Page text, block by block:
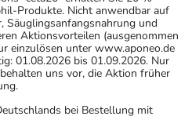
Produkte. Nicht anwendbar auf
Säuglingsanfangsnahrung und
Aktionsvorteilen (ausgenommen
einzulösen unter www.aponeo.de
01.08.2026 bis 01.09.2026. Nur
uns vor, die Aktion früher
bei Bestellung mit